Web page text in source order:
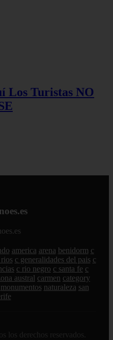
Los Turistas NO
america arena benidorm c
c generalidades del pais c
c rio negro c santa fe c
austral carmen category
monumentos naturaleza san
los derechos reservados.